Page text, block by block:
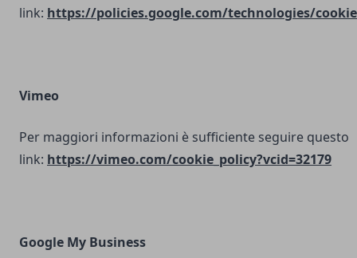
link: https://policies.google.com/technologies/
Vimeo
Per maggiori informazioni è sufficiente seguire questo
link: https://vimeo.com/cookie_policy?vcid=32179
Google My Business